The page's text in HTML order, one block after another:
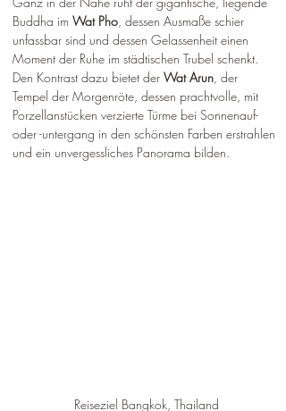
Buddha im Wat Pho, dessen Ausmaße schier
unfassbar sind und dessen Gelassenheit einen
Moment der Ruhe im städtischen Trubel schenkt.
Den Kontrast dazu bietet der Wat Arun, der
Tempel der Morgenröte, dessen prachtvolle, mit
Porzellanstücken verzierte Türme bei Sonnenauf-
oder -untergang in den schönsten Farben erstrahlen
und ein unvergessliches Panorama bilden.
Reiseziel Bangkok, Thailand